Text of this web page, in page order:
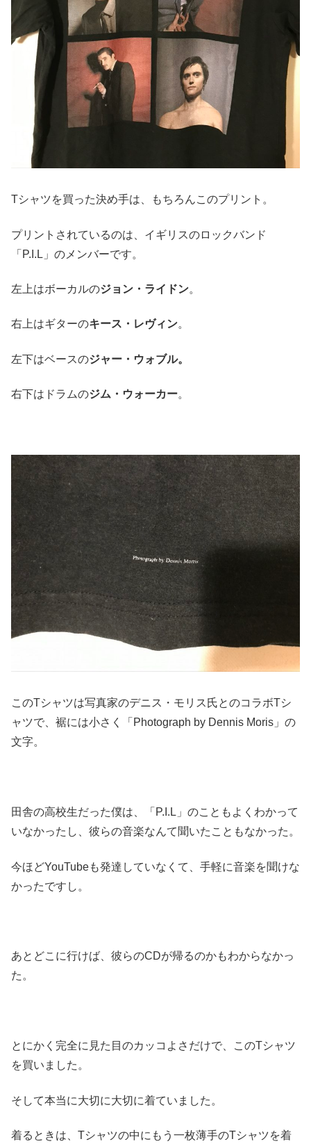
Tシャツを買った決め手は、もちろんこのプリント。
プリントされているのは、イギリスのロックバンド
「P.I.L」のメンバーです。
左上はボーカルのジョン・ライドン。
右上はギターのキース・レヴィン。
左下はベースのジャー・ウォブル。
右下はドラムのジム・ウォーカー。
このTシャツは写真家のデニス・モリス氏とのコラボTシ
ャツで、裾には小さく「Photograph by Dennis Moris」の
文字。
田舎の高校生だった僕は、「P.I.L」のこともよくわかって
いなかったし、彼らの音楽なんて聞いたこともなかった。
今ほどYouTubeも発達していなくて、手軽に音楽を聞けな
かったですし。
あとどこに行けば、彼らのCDが帰るのかもわからなかっ
た。
とにかく完全に見た目のカッコよさだけで、このTシャツ
を買いました。
そして本当に大切に大切に着ていました。
着るときは、Tシャツの中にもう一枚薄手のTシャツを着